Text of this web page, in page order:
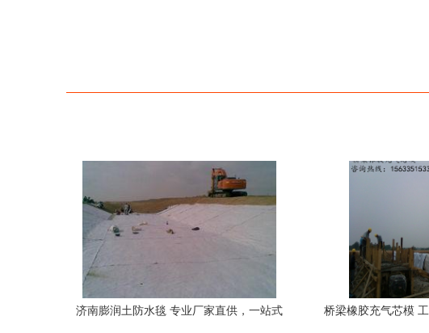
济南膨润土防水毯 专业厂家直供，一站式
桥梁橡胶充气芯模